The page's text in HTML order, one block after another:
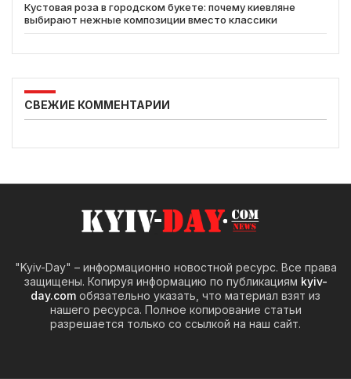
Кустовая роза в городском букете: почему киевляне
выбирают нежные композиции вместо классики
СВЕЖИЕ КОММЕНТАРИИ
"Kyiv-Day" – информационно новостной ресурс. Все права
защищены. Копируя информацию по публикациям kyiv-
day.com обязательно указать, что материал взят из
нашего ресурса. Полное копирование статьи
разрешается только со ссылкой на наш сайт.